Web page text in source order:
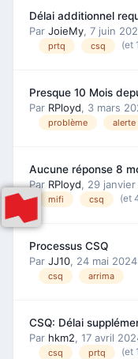
Délai additionnel
Par JoieMy, 7 juin
prtq csq (et
Presque 10 Mois
Par RPloyd, 3 mars
problème alerte
Aucune réponse 8
Par RPloyd, 29
mifi csq (et
Processus CSQ
Par JJ10, 24 mai 2024
csq arrima
CSQ: Délai
Par hkm2, 17 avril
csq prtq (et